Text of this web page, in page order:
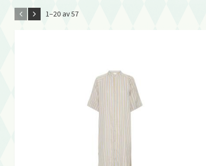
1–20 av57